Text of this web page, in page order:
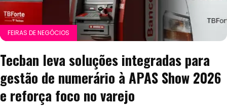
FEIRAS DE NEGÓCIOS
Tecban leva soluções integradas para
gestão de numerário à APAS Show 2026
e reforça foco no varejo